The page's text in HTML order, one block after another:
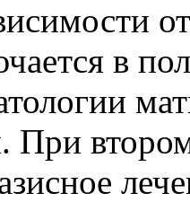
в
При